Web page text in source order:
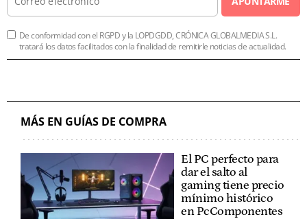
De conformidad con el RGPD y la LOPDGDD, CRÓNICA GLOBALMEDIA S.L.
tratará los datos facilitados con la finalidad de remitirle noticias de actualidad.
MÁS EN GUÍAS DE COMPRA
El PC perfecto para
dar el salto al
gaming tiene precio
mínimo histórico
en PcComponentes